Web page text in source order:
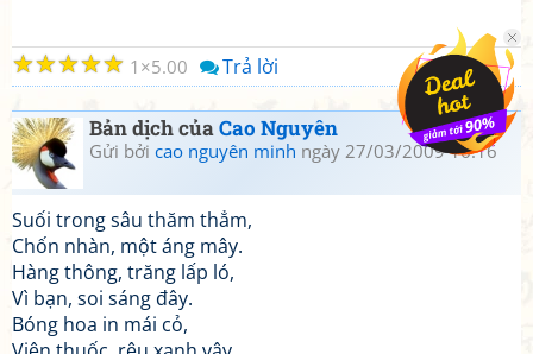
☆
☆
☆
☆
☆ 1 5.00 Trả lời
Bản dịch củaCao Nguyên
Gửi bởi cao nguyên minh ngày 27/03/2009 16:16
Suối trong sâu thăm thẳm,
Chốn nhàn, một áng mây.
Hàng thông, trăng lấp ló,
Vì bạn, soi sáng đây.
Bóng hoa in mái cỏ,